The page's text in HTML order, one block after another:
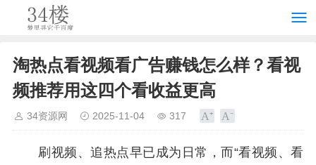
淘热点看视频看广告赚钱怎么样？看视
频推荐用这四个看收益更高
34资源网 2025-11-04 317
刷视频、追热点早已成为日常，而“看视频、看